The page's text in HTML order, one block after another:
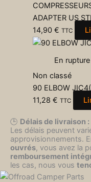
ADAPTER US
14,90 € TTC
En
Non classé
90 ELBOW
11,28 € TTC
🕒 Délais de livraison :
Les délais peuvent
approvisionnements.
ouvrés, vous avez la
remboursement
les cas, nous vous